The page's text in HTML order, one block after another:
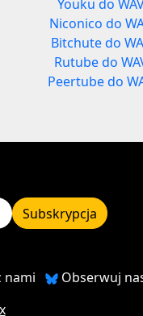
Youku do
Niconico do
Bitchute do
Rutube do
Peertube do
Subskrypcja
nami
Obserwuj